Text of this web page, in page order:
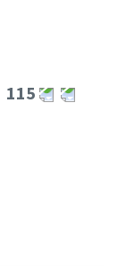
115